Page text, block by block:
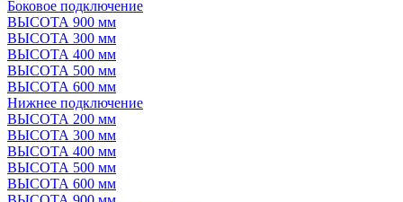
Боковое подключение
ВЫСОТА 900 мм
ВЫСОТА 300 мм
ВЫСОТА 400 мм
ВЫСОТА 500 мм
ВЫСОТА 600 мм
Нижнее подключение
ВЫСОТА 200 мм
ВЫСОТА 300 мм
ВЫСОТА 400 мм
ВЫСОТА 500 мм
ВЫСОТА 600 мм